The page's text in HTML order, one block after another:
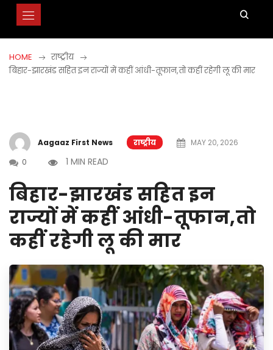
HOME
राष्ट्रीय
बिहार-झारखंड सहित इन राज्यों में कहीं आंधी-तूफान,तो कहीं रहेगी लू की मार
Aagaaz First News राष्ट्रीय
MAY 20, 2026
0
1 MIN READ
बिहार-झारखंड सहित इन
राज्यों में कहीं आंधी-तूफान,तो
कहीं रहेगी लू की मार